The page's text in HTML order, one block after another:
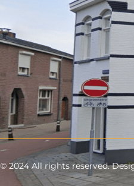
© 2024 All rights reserved.